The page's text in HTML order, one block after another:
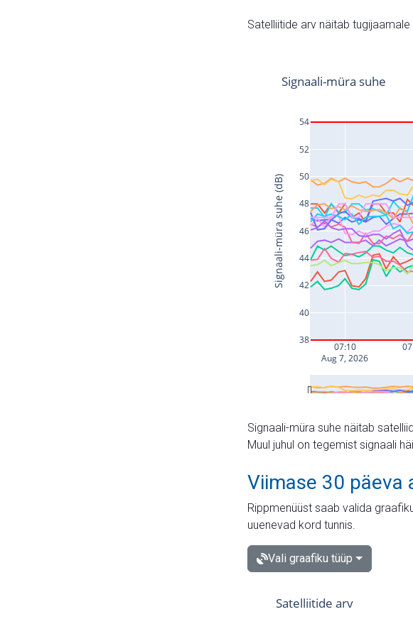
Satelliitide arv näitab
Signaali-müra suhe näitab
Muul juhul on tegemist signaali
Viimase 30 päeva
Rippmenüüst saab valida
uuenevad kord tunnis.
Vali graafiku tüüp
Satelliitide arv